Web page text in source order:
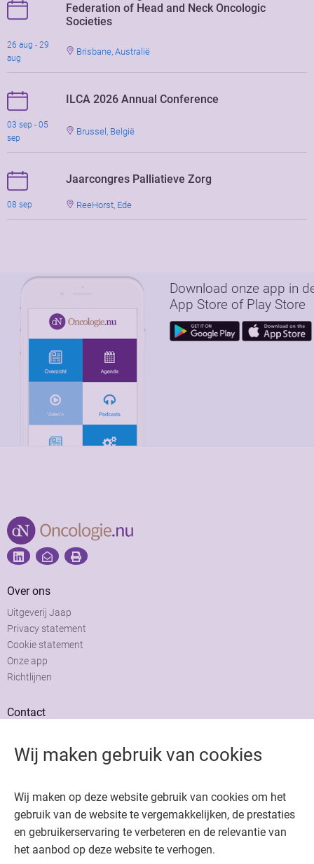
Wij maken gebruik van cookies
Wij maken op deze website gebruik van cookies om het
gebruik van de website te vergemakkelijken, de prestaties
en gebruikerservaring te verbeteren en de relevantie van
het aanbod op deze website te verhogen.
Federation of Head and Neck Oncologic
Societies
26 aug - 29
aug
Brisbane, Australië
ILCA 2026 Annual Conference
03 sep - 05
sep
Brussel, België
Jaarcongres Palliatieve Zorg
08 sep ReeHorst, Ede
Download onze app in
App Store of Play Store
Over ons
Uitgeverij Jaap
Privacy statement
Cookie statement
Onze app
Richtlijnen
Contact
Colofon
Adverteren
Copyright © 2026. Uitgeverij Jaap. Alle rechten voorbehouden.